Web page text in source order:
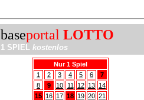
baseportal LOTTO
1 SPIEL kostenlos
Nur 1 Spiel
1
2 3 4 5 6
7
8
9 10 11 12 13 14
15 16 17 18 19 20 21